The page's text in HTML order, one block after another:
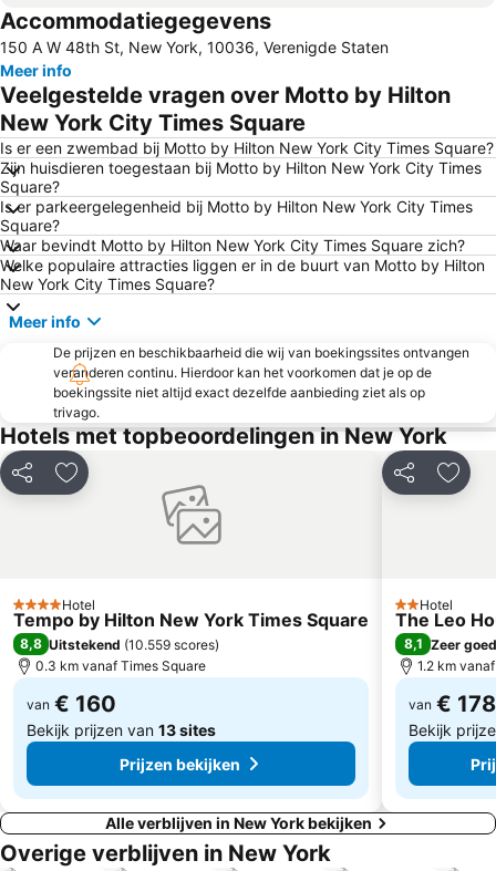
Upper West Side
Luchthaven Newark
Williamsburg
New York City Marathon
Broadway
Manhattan Cruise Terminal
Upper East Side
Greenwich Village
Brooklyn
Pennsylvania Station
Financial District
Fifth Avenue
Empire State Building
Tribeca
34th St Penn Station Metro Station
Airport LaGuardia
Grand Central Terminal
Hell's Kitchen
MetLife Stadium
Brooklyn Bridge
Queens
Lower East Side
Harlem
Howard Beach JFK Airport Metro Station
JFK Runway Run
Nederlander
Little Italy
Brooklyn Cruise Terminal
The Bronx
Battery Park City
Accommodatiegegevens
150 A W 48th St, New York, 10036, Verenigde Staten
Meer info
Veelgestelde vragen over Motto by Hilton
New York City Times Square
Is er een zwembad bij Motto by Hilton New York City Times Square?
Zijn huisdieren toegestaan bij Motto by Hilton New York City Times
Square?
Is er parkeergelegenheid bij Motto by Hilton New York City Times
Square?
Waar bevindt Motto by Hilton New York City Times Square zich?
Welke populaire attracties liggen er in de buurt van Motto by Hilton
New York City Times Square?
Meer info
De prijzen en beschikbaarheid die wij van boekingssites ontvangen
veranderen continu. Hierdoor kan het voorkomen dat je op de
boekingssite niet altijd exact dezelfde aanbieding ziet als op
trivago.
Hotels met topbeoordelingen in New York
Delen Toevoegen aan favorieten
4 SterrenHotel
Tempo by Hilton New York Times Square
8,8 Uitstekend (10.559 scores)
0.3 km vanaf Times Square
van € 160
Bekijk prijzen van 13 sites
Prijzen bekijken
Delen
2 Sterren
Hotel
The Leo
8,1 Zeer goed
1.2 km
van € 178
Bekijk
Alle verblijven in New York bekijken
Overige verblijven in New York